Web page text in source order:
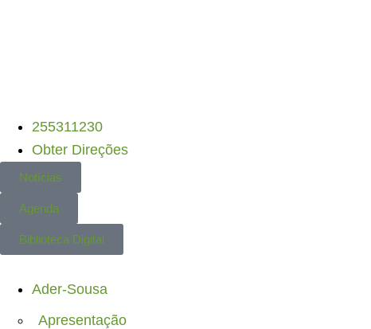
255311230
Obter Direções
Notícias
Agenda
Biblioteca Digital
Ader-Sousa
Apresentação